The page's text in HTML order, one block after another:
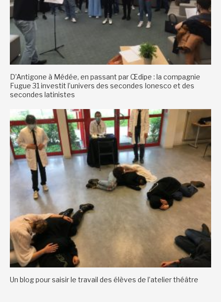
D’Antigone à Médée, en passant par Œdipe : la compagnie
Fugue 31 investit l’univers des secondes Ionesco et des
secondes latinistes
Un blog pour saisir le travail des élèves de l’atelier théâtre